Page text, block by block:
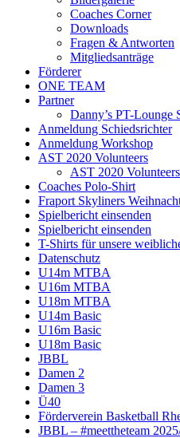
Coaches Corner
Downloads
Fragen & Antworten
Mitgliedsanträge
Förderer
ONE TEAM
Partner
Danny’s PT-Lounge
Anmeldung Schiedsrichter
Anmeldung Workshop
AST 2020 Volunteers
AST 2020
Coaches Polo-Shirt
Fraport Skyliners
Spielbericht einsenden
Spielbericht einsenden
T-Shirts für unsere
Datenschutz
U14m MTBA
U16m MTBA
U18m MTBA
U14m Basic
U16m Basic
U18m Basic
JBBL
Damen 2
Damen 3
Ü40
Förderverein Basketball
JBBL – #meettheteam